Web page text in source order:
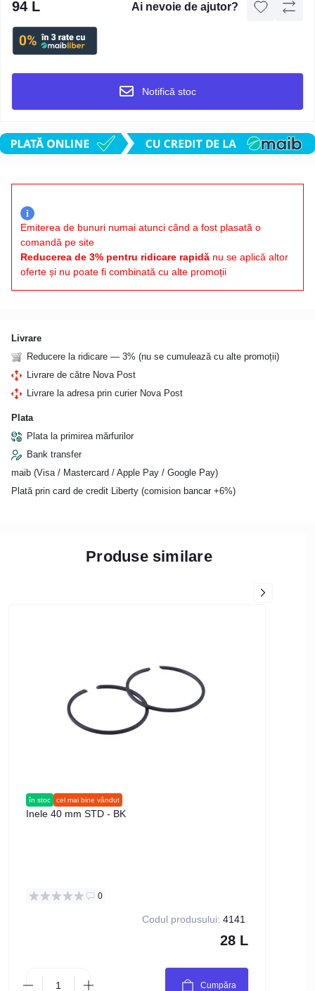
94 L Ai nevoie de ajutor?
Notifică stoc
i
Emiterea de bunuri numai atunci când a fost plasată o
comandă pe site
Reducerea de 3% pentru ridicare rapidă nu se aplică altor
oferte și nu poate fi combinată cu alte promoții
Livrare
Reducere la ridicare — 3% (nu se cumulează cu alte promoții)
Livrare de către Nova Post
Livrare la adresa prin curier Nova Post
Plata
Plata la primirea mărfurilor
Bank transfer
maib (Visa / Mastercard / Apple Pay / Google Pay)
Plată prin card de credit Liberty (comision bancar +6%)
Produse similare
în stoc cel mai bine vândut
Inele 40 mm STD - BK
0
Codul produsului: 4141
28 L
Cumpăra